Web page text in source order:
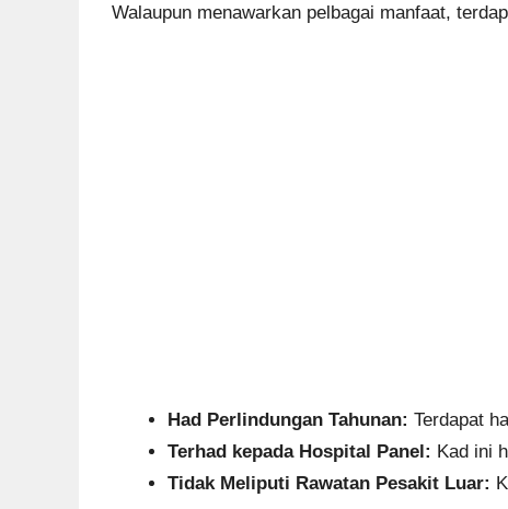
Walaupun menawarkan pelbagai manfaat,
Had Perlindungan Tahunan: Terdapat
Terhad kepada Hospital Panel: Kad ini
Tidak Meliputi Rawatan Pesakit Luar: